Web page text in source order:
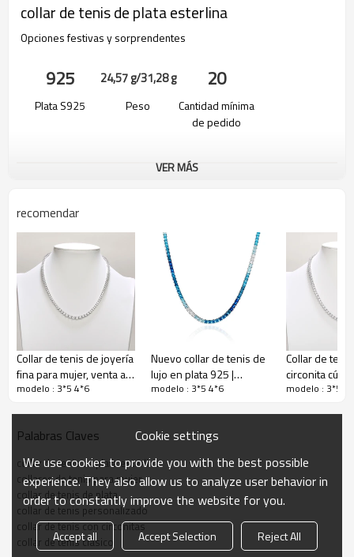
collar de tenis de plata esterlina
Opciones festivas y sorprendentes
925
Plata S925
24,57 g/31,28 g
Peso
20
Cantidad mínima
de pedido
VER MÁS
recomendar
Collar de tenis de joyería
fina para mujer, venta al
por mayor de fábrica |
cúbica para regalo
modelo : 3*5 4*6
Nuevo collar de tenis de
lujo en plata 925 |
Exquisito collar clásico de
modelo : 3*5 4*6
Collar de
circonita
mayor |
modelo : 3*5
Palabras Claves
collar de tenis de plata esterlina
collares de tenis para mujer
collar de tenis de plata
collar de tenis personalizado
collar de tenis con circonitas
collar de tenis clásico
Cookie settings
We use cookies to provide you with the best possible
experience. They also allow us to analyze user behavior in
order to constantly improve the website for you.
Accept all Accept Selection Reject All